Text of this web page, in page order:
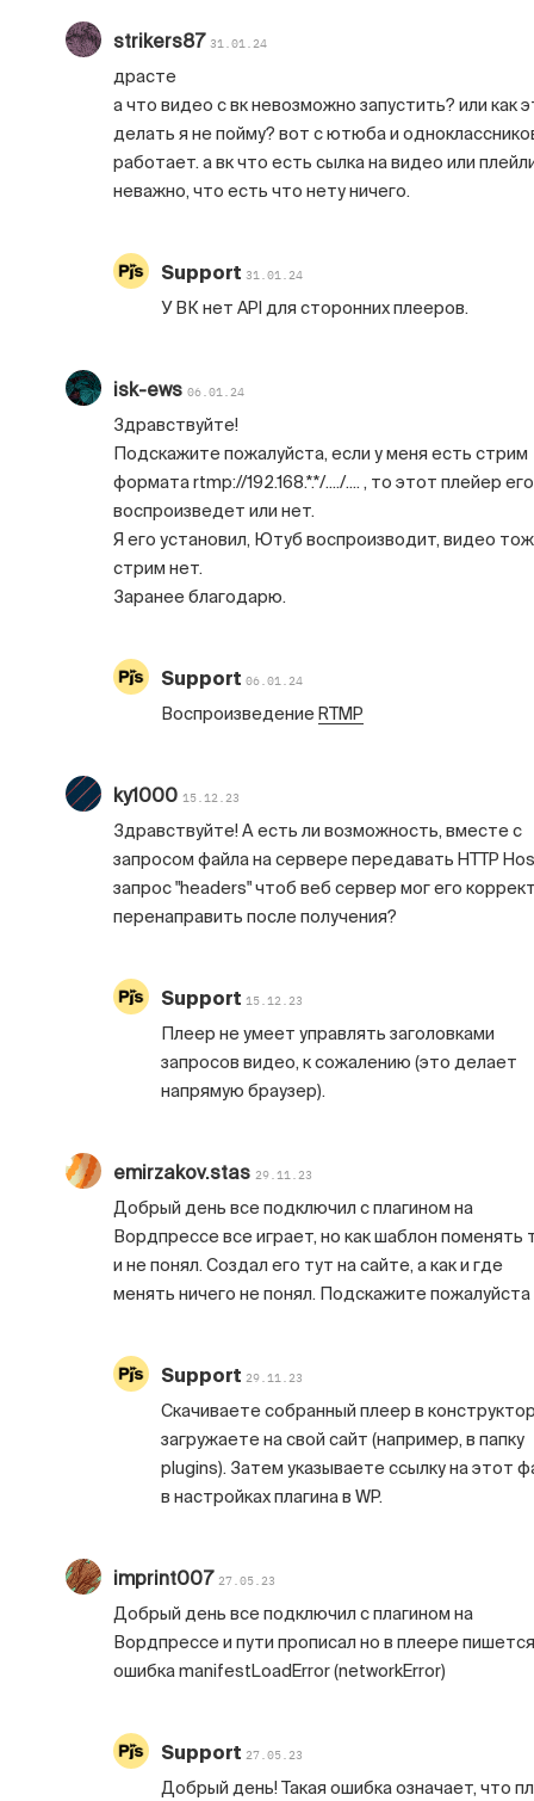
strikers87 31.01.24
драсте
а что видео с вк невозможно запустить? или как
делать я не пойму? вот с ютюба и
работает. а вк что есть сылка на видео или
неважно, что есть что нету ничего.
Support 31.01.24
У ВК нет API для сторонних плееров.
isk-ews 06.01.24
Здравствуйте!
Подскажите пожалуйста, если у меня есть стрим
формата rtmp://192.168.*.*/..../.... , то этот плейер его
воспроизведет или нет.
Я его установил, Ютуб воспроизводит, видео
стрим нет.
Заранее благодарю.
Support 06.01.24
Воспроизведение RTMP
ky1000 15.12.23
Здравствуйте! А есть ли возможность, вместе с
запросом файла на сервере передавать HTTP
запрос "headers" чтоб веб сервер мог его
перенаправить после получения?
Support 15.12.23
Плеер не умеет управлять заголовками
запросов видео, к сожалению (это делает
напрямую браузер).
emirzakov.stas 29.11.23
Добрый день все подключил с плагином на
Вордпрессе все играет, но как шаблон поменять
и не понял. Создал его тут на сайте, а как и где
менять ничего не понял. Подскажите пожалуйста
Support 29.11.23
Скачиваете собранный плеер в
загружаете на свой сайт (например, в папку
plugins). Затем указываете ссылку на этот
в настройках плагина в WP.
imprint007 27.05.23
Добрый день все подключил с плагином на
Вордпрессе и пути прописал но в плеере пишется
ошибка manifestLoadError (networkError)
Support 27.05.23
Добрый день! Такая ошибка означает, что